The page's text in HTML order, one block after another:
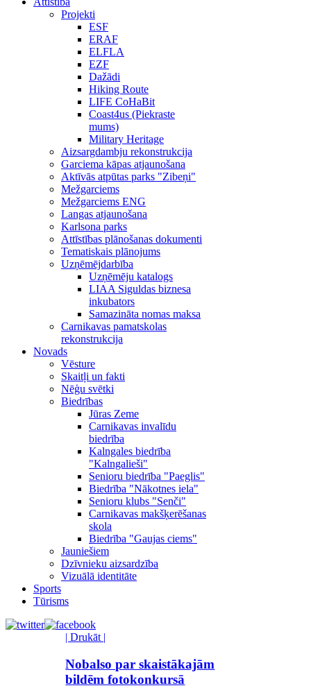
Projekti
ESF
ERAF
ELFLA
EZF
Dažādi
Hiking Route
LIFE CoHaBit
Coast4us (Piekraste
mums)
Military Heritage
Aizsargdambju rekonstrukcija
Garciema kāpas atjaunošana
Aktīvās atpūtas parks "Zibeņi"
Mežgarciems
Mežgarciems ENG
Langas atjaunošana
Karlsona parks
Attīstības plānošanas dokumenti
Tematiskais plānojums
Uzņēmējdarbība
Uzņēmēju katalogs
LIAA Siguldas biznesa
inkubators
Samazināta nomas maksa
Carnikavas pamatskolas
rekonstrukcija
Novads
Vēsture
Skaitļi un fakti
Nēģu svētki
Biedrības
Jūras Zeme
Carnikavas invalīdu
biedrība
Kalngales biedrība
"Kalngalieši"
Senioru biedrība "Paeglis"
Biedrība "Nākotnes iela"
Senioru klubs "Senči"
Carnikavas makšķerēšanas
skola
Biedrība "Gaujas ciems"
Jauniešiem
Dzīvnieku aizsardzība
Vizuālā identitāte
Sports
Tūrisms
| Drukāt |
Nobalso par skaistākajām
bildēm fotokonkursā